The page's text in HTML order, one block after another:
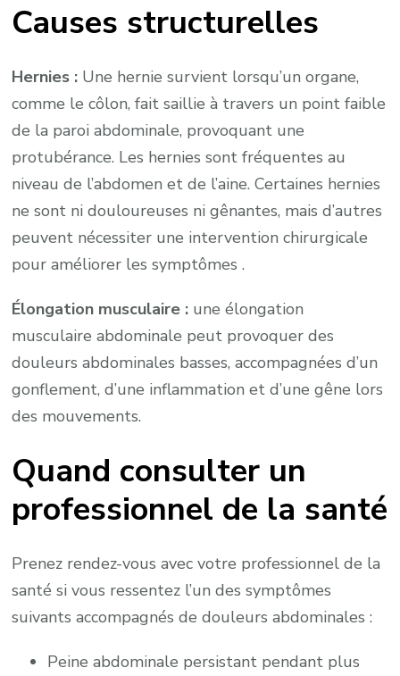
Causes structurelles
Hernies : Une hernie survient lorsqu’un organe,
comme le côlon, fait saillie à travers un point faible
de la paroi abdominale, provoquant une
protubérance. Les hernies sont fréquentes au
niveau de l’abdomen et de l’aine. Certaines hernies
ne sont ni douloureuses ni gênantes, mais d’autres
peuvent nécessiter une intervention chirurgicale
pour améliorer les symptômes .
Élongation musculaire : une élongation
musculaire abdominale peut provoquer des
douleurs abdominales basses, accompagnées d’un
gonflement, d’une inflammation et d’une gêne lors
des mouvements.
Quand consulter un
professionnel de la santé
Prenez rendez-vous avec votre professionnel de la
santé si vous ressentez l’un des symptômes
suivants accompagnés de douleurs abdominales :
Peine abdominale persistant pendant plus